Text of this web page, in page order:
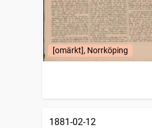
[omärkt], Norrköping
1881-02-12